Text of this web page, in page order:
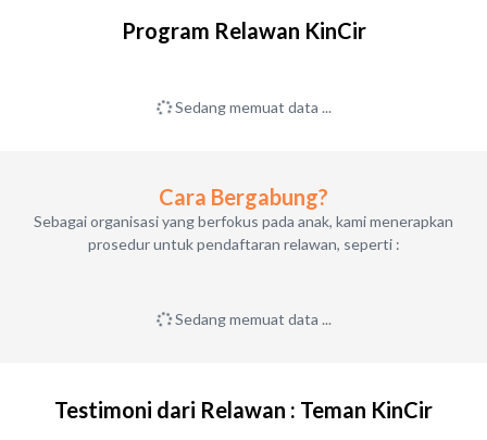
Program Relawan KinCir
Sedang memuat data ...
Cara Bergabung?
Sebagai organisasi yang berfokus pada anak, kami menerapkan
prosedur untuk pendaftaran relawan, seperti :
Sedang memuat data ...
Testimoni dari Relawan : Teman KinCir